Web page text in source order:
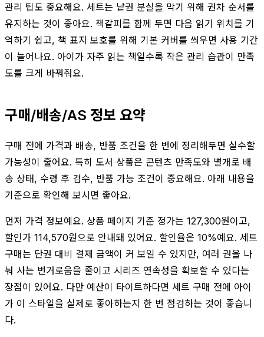
관리 팁도 중요해요. 세트는 낱권 분실을 막기 위해 권차 순서를
유지하는 것이 좋아요. 책갈피를 함께 두면 다음 읽기 위치를 기
억하기 쉽고, 책 표지 보호를 위해 기본 커버를 씌우면 사용 기간
이 늘어나요. 아이가 자주 읽는 책일수록 작은 관리 습관이 만족
도를 크게 바꿔줘요.
구매/배송/AS 정보 요약
구매 전에 가격과 배송, 반품 조건을 한 번에 정리해두면 실수할
가능성이 줄어요. 특히 도서 상품은 콘텐츠 만족도와 별개로 배
송 상태, 수령 후 검수, 반품 가능 조건이 중요해요. 아래 내용을
기준으로 확인해 보시면 좋아요.
먼저 가격 정보예요. 상품 페이지 기준 정가는 127,300원이고,
할인가 114,570원으로 안내돼 있어요. 할인율은 10%예요. 세트
구매는 단권 대비 결제 금액이 커 보일 수 있지만, 여러 권을 나
눠 사는 번거로움을 줄이고 시리즈 연속성을 확보할 수 있다는
장점이 있어요. 다만 예산이 타이트하다면 세트 구매 전에 아이
가 이 스타일을 실제로 좋아하는지 한 번 점검하는 것이 좋습니
다.